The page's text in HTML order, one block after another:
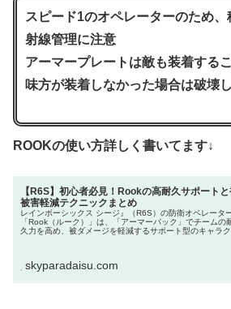
スピード1のオペレーターのため
射線管理に注意
アーマープレートは敵も装着する
味方が装着しなかった場合は破壊
ROOKの使い方詳しく書いてます↓
【R6S】初心者必見！Rookの高耐久サポート
被害軽減テクニックまとめ
レインボーシックス シージ』（R6S）の防衛オペレータ
「Rook（ルーク）」は、「アーマーパック」でチームの
久力を高め、被ダメージを軽減するサポート型のキャラク
skyparadaisu.com